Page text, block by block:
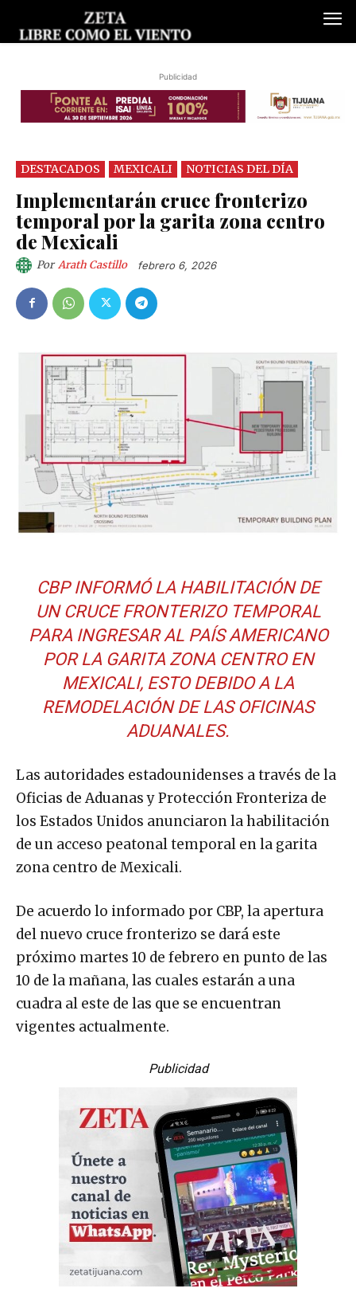
Publicidad
DESTACADOS MEXICALI NOTICIAS DEL DÍA
Implementarán cruce fronterizo
temporal por la garita zona centro
de Mexicali
Por Arath Castillo febrero 6, 2026
CBP INFORMÓ LA HABILITACIÓN DE
UN CRUCE FRONTERIZO TEMPORAL
PARA INGRESARAL PAÍS AMERICANO
POR LA GARITA ZONA CENTRO EN
MEXICALI, ESTO DEBIDO A LA
REMODELACIÓN DE LAS OFICINAS
ADUANALES.
Las autoridades estadounidenses a través de la
Oficias de Aduanas y Protección Fronteriza de
los Estados Unidos anunciaron la habilitación
de un acceso peatonal temporal en la garita
zona centro de Mexicali.
De acuerdo lo informado por CBP, la apertura
del nuevo cruce fronterizo se dará este
próximo martes 10 de febrero en punto de las
10 de la mañana, las cuales estarán a una
cuadra al este de las que se encuentran
vigentes actualmente.
Publicidad